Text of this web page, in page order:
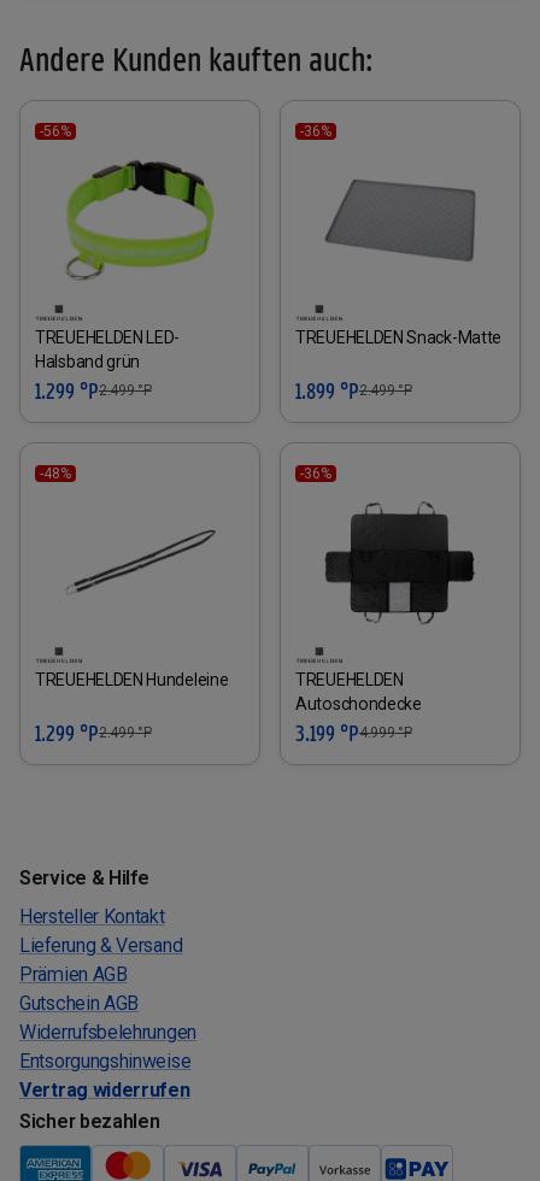
Andere Kunden kauften auch:
-56%
TREUEHELDEN LED-
Halsband grün
1.299 °P2.499°P
-36%
TREUEHELDEN Snack-Matte
1.899 °P2.499°P
-48%
TREUEHELDEN Hundeleine
1.299 °P2.499°P
-36%
TREUEHELDEN
Autoschondecke
3.199 °P4.999°P
Service & Hilfe
Hersteller Kontakt
Lieferung & Versand
Prämien AGB
Gutschein AGB
Widerrufsbelehrungen
Entsorgungshinweise
Vertrag widerrufen
Sicher bezahlen